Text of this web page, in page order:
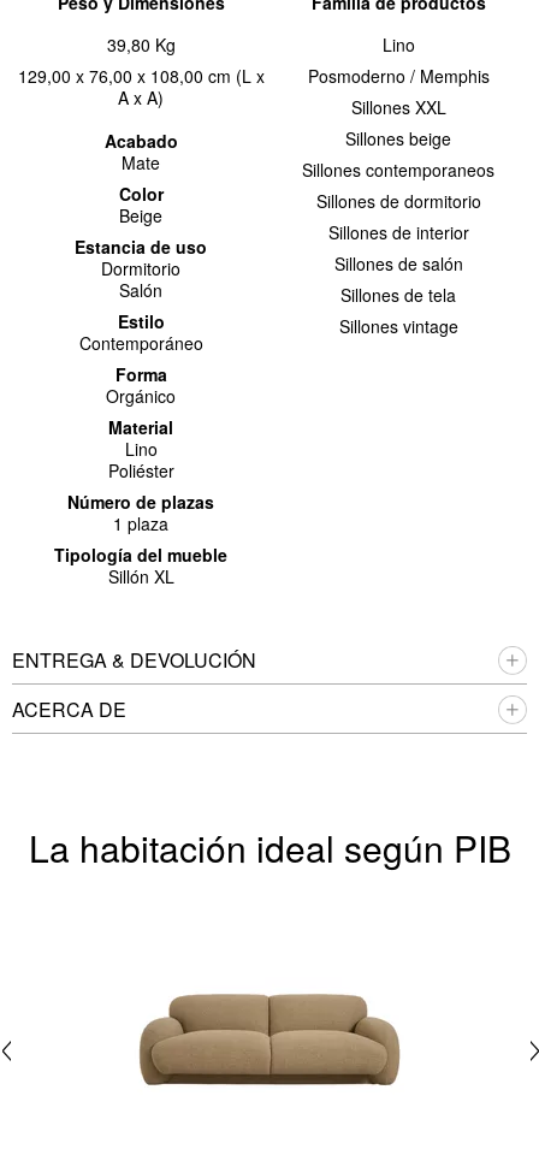
39,80 Kg
129,00 x 76,00 x 108,00 cm (L x
A x A)
Acabado
Mate
Color
Beige
Estancia de uso
Dormitorio
Salón
Estilo
Contemporáneo
Forma
Orgánico
Material
Lino
Poliéster
Número de plazas
1 plaza
Tipología del mueble
Sillón XL
Lino
Posmoderno / Memphis
Sillones XXL
Sillones beige
Sillones contemporaneos
Sillones de dormitorio
Sillones de interior
Sillones de salón
Sillones de tela
Sillones vintage
ENTREGA & DEVOLUCIÓN
ACERCA DE
La habitación ideal según PIB